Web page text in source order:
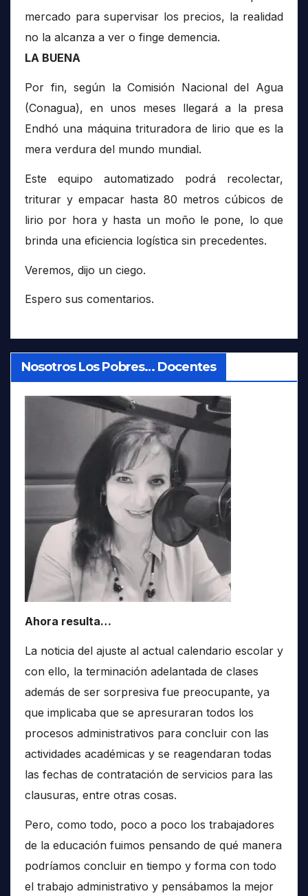
mercado para supervisar los precios, la realidad
no la alcanza a ver o finge demencia.
LA BUENA
Por fin, según la Comisión Nacional del Agua
(Conagua), en unos meses llegará a la presa
Endhó una máquina trituradora de lirio que es la
mera verdura del mundo mundial.
Este equipo automatizado podrá recolectar,
triturar y empacar hasta 80 metros cúbicos de
lirio por hora y hasta un moño le pone, lo que
brinda una eficiencia logística sin precedentes.
Veremos, dijo un ciego.
Espero sus comentarios.
Nosotros Los Pobres… Docentes
Ahora resulta…
La noticia del ajuste al actual calendario escolar y
con ello, la terminación adelantada de clases
además de ser sorpresiva fue preocupante, ya
que implicaba que se apresuraran todos los
procesos administrativos para concluir con las
actividades académicas y se reagendaran todas
las fechas de contratación de servicios para las
clausuras, entre otras cosas.
Pero, como todo, poco a poco los trabajadores
de la educación fuimos pensando de qué manera
podríamos concluir en tiempo y forma con todo
el trabajo administrativo y pensábamos la mejor